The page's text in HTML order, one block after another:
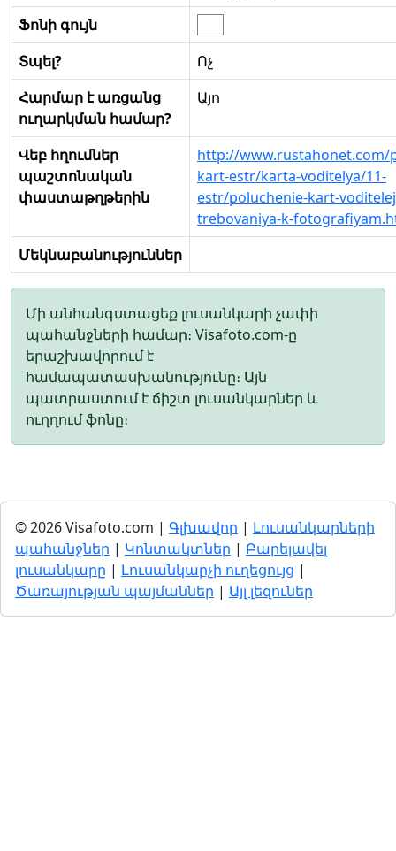
Ֆոնի գույն
Տպել?
Ոչ
Հարմար է առցանց
ուղարկման համար?
Այո
Վեբ հղումներ
պաշտոնական
փաստաթղթերին
http://www.rustahonet.com/
kart-estr/karta-voditelya/11-
estr/poluchenie-kart-
trebovaniya-k-
Մեկնաբանություններ
Մի անհանգստացեք լուսանկարի չափի
պահանջների համար։ Visafoto.com-ը
երաշխավորում է
համապատասխանությունը։ Այն
պատրաստում է ճիշտ լուսանկարներ և
ուղղում ֆոնը։
© 2026 Visafoto.com | Գլխավոր | Լուսանկարների
պահանջներ | Կոնտակտներ | Բարելավել
լուսանկարը | Լուսանկարչի ուղեցույց |
Ծառայության պայմաններ | Այլ լեզուներ